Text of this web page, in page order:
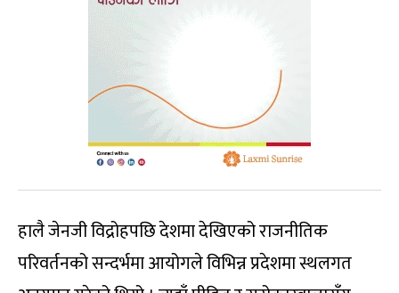
हालै जेनजी विद्रोहपछि देशमा देखिएको राजनीतिक
परिवर्तनको सन्दर्भमा आयोगले विभिन्न प्रदेशमा स्थलगत